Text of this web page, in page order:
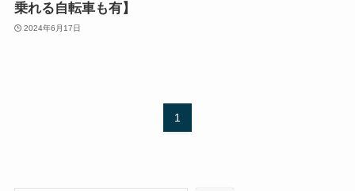
乗れる自転車も有】
2024年6月17日
1